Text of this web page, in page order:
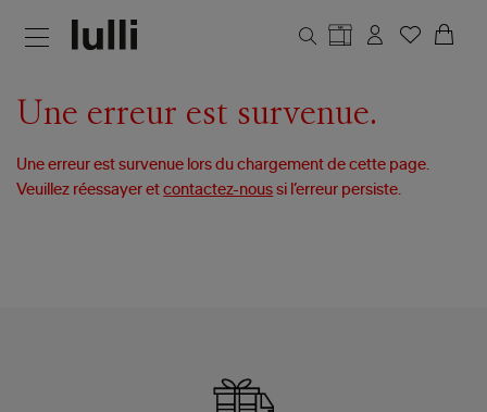
Une erreur est survenue.
Une erreur est survenue lors du chargement de cette page.
Veuillez réessayer etcontactez-nous si l’erreur persiste.